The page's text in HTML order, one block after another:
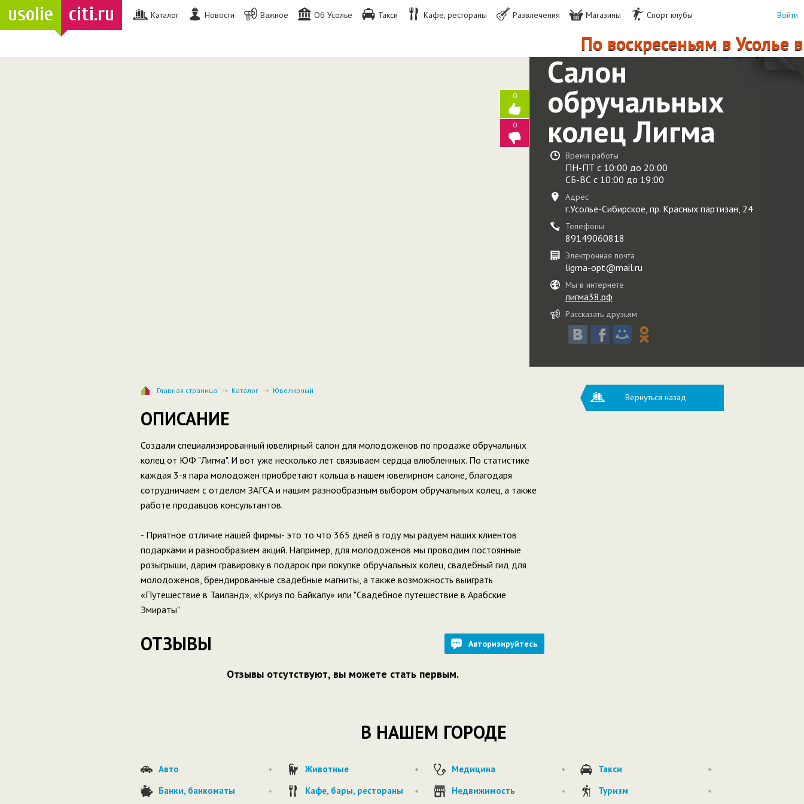
usolie citi.ru Каталог Новости Важное Об Усолье Такси Кафе, рестораны Развлечения Магазины Спорт клубы
По воскресеньям в
Войти
На карте
Салон
обручальных
колец Лигма
Время работы
ПН-ПТ с 10:00 до 20:00
СБ-ВС с 10:00 до 19:00
Адрес
г.Усолье-Сибирское, пр. Красных партизан, 24
Телефоны
89149060818
Электронная почта
ligma-opt@mail.ru
Мы в интернете
лигма38.рф
Рассказать друзьям
0
0
Главная страница Каталог Ювелирный
ОПИСАНИЕ
Создали специализированный ювелирный салон для молодоженов по продаже обручальных
колец от ЮФ "Лигма". И вот уже несколько лет связываем сердца влюбленных. По статистике
каждая 3-я пара молодожен приобретают кольца в нашем ювелирном салоне, благодаря
сотрудничаем с отделом ЗАГСА и нашим разнообразным выбором обручальных колец, а также
работе продавцов консультантов.
- Приятное отличие нашей фирмы- это то что 365 дней в году мы радуем наших клиентов
подарками и разнообразием акций. Например, для молодоженов мы проводим постоянные
розыгрыши, дарим гравировку в подарок при покупке обручальных колец, свадебный гид для
молодоженов, брендированные свадебные магниты, а также возможность выиграть
«Путешествие в Таиланд», «Криуз по Байкалу» или "Свадебное путешествие в Арабские
Эмираты"
ОТЗЫВЫ Авторизируйтесь
Отзывы отсутствуют, вы можете стать первым.
Вернуться назад
В НАШЕМ ГОРОДЕ
Авто +
Банки, банкоматы +
Животные +
Кафе, бары, рестораны +
Медицина +
Недвижимость +
Такси +
Туризм +